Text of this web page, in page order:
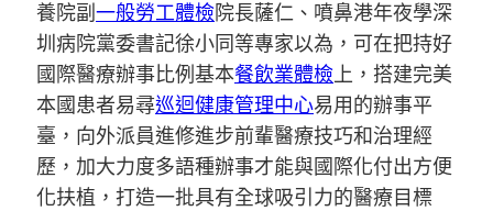
養院副一般勞工體檢院長薩仁、噴鼻港年夜學深
圳病院黨委書記徐小同等專家以為，可在把持好
國際醫療辦事比例基本餐飲業體檢上，搭建完美
本國患者易尋巡迴健康管理中心易用的辦事平
臺，向外派員進修進步前輩醫療技巧和治理經
歷，加大力度多語種辦事才能與國際化付出方便
化扶植，打造一批具有全球吸引力的醫療目標